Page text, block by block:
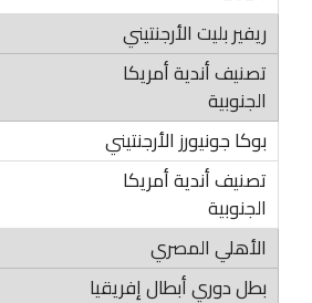
ريفير بليت الأرجنتيني
تصنيف أندية أمريكا
الجنوبية
بوكا جونيورز الأرجنتيني
تصنيف أندية أمريكا
الجنوبية
الأهلي المصري
بطل دوري أبطال إفريقيا